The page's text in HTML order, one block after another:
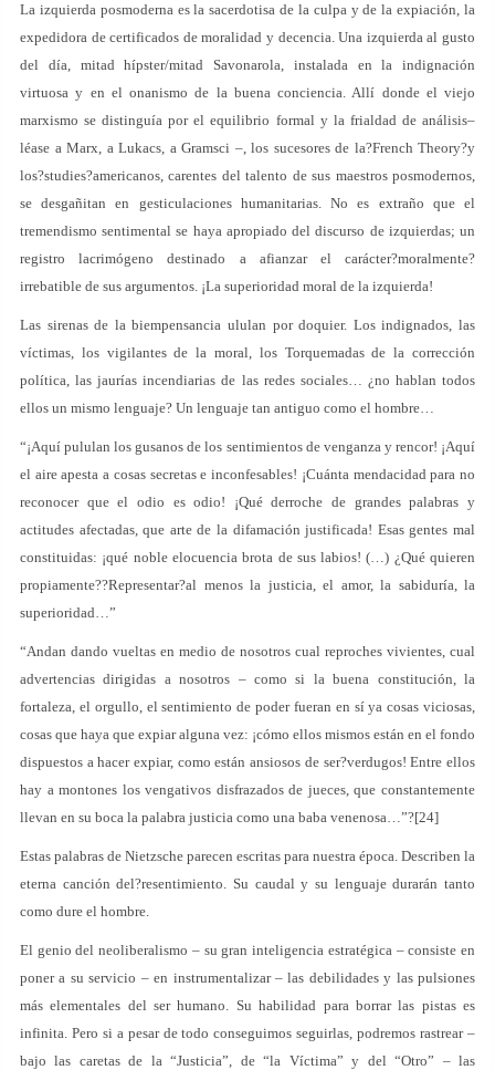
La izquierda posmoderna es la sacerdotisa de la culpa y de la expiación, la
expedidora de certificados de moralidad y decencia. Una izquierda al gusto
del día, mitad hípster/mitad Savonarola, instalada en la indignación
virtuosa y en el onanismo de la buena conciencia. Allí donde el viejo
marxismo se distinguía por el equilibrio formal y la frialdad de análisis–
léase a Marx, a Lukacs, a Gramsci –, los sucesores de la?French Theory?y
los?studies?americanos, carentes del talento de sus maestros posmodernos,
se desgañitan en gesticulaciones humanitarias. No es extraño que el
tremendismo sentimental se haya apropiado del discurso de izquierdas; un
registro lacrimógeno destinado a afianzar el carácter?moralmente?
irrebatible de sus argumentos. ¡La superioridad moral de la izquierda!
Las sirenas de la biempensancia ululan por doquier. Los indignados, las
víctimas, los vigilantes de la moral, los Torquemadas de la corrección
política, las jaurías incendiarias de las redes sociales… ¿no hablan todos
ellos un mismo lenguaje? Un lenguaje tan antiguo como el hombre…
“¡Aquí pululan los gusanos de los sentimientos de venganza y rencor! ¡Aquí
el aire apesta a cosas secretas e inconfesables! ¡Cuánta mendacidad para no
reconocer que el odio es odio! ¡Qué derroche de grandes palabras y
actitudes afectadas, que arte de la difamación justificada! Esas gentes mal
constituidas: ¡qué noble elocuencia brota de sus labios! (…) ¿Qué quieren
propiamente??Representar?al menos la justicia, el amor, la sabiduría, la
superioridad…”
“Andan dando vueltas en medio de nosotros cual reproches vivientes, cual
advertencias dirigidas a nosotros – como si la buena constitución, la
fortaleza, el orgullo, el sentimiento de poder fueran en sí ya cosas viciosas,
cosas que haya que expiar alguna vez: ¡cómo ellos mismos están en el fondo
dispuestos a hacer expiar, como están ansiosos de ser?verdugos! Entre ellos
hay a montones los vengativos disfrazados de jueces, que constantemente
llevan en su boca la palabra justicia como una baba venenosa…”?[24]
Estas palabras de Nietzsche parecen escritas para nuestra época. Describen la
eterna canción del?resentimiento. Su caudal y su lenguaje durarán tanto
como dure el hombre.
El genio del neoliberalismo – su gran inteligencia estratégica – consiste en
poner a su servicio – en instrumentalizar – las debilidades y las pulsiones
más elementales del ser humano. Su habilidad para borrar las pistas es
infinita. Pero si a pesar de todo conseguimos seguirlas, podremos rastrear –
bajo las caretas de la “Justicia”, de “la Víctima” y del “Otro” – las